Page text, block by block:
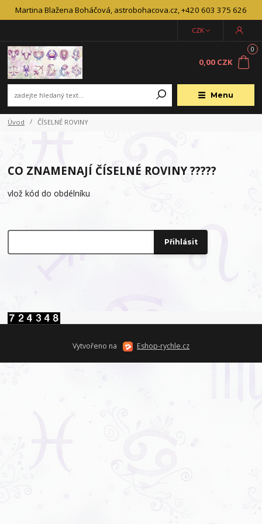
Martina Blažena Boháčová, astrobohacova.cz, +420 603 375 626
Menu
CZK
0
0,00 CZK
Úvod ČÍSELNÉ ROVINY
CO ZNAMENAJÍ ČÍSELNÉ ROVINY ?????
vlož kód do obdélníku
Vytvořeno na Eshop-rychle.cz